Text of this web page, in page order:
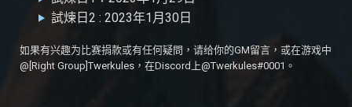
試煉日2 : 2023年1月30日
如果有兴趣为比赛捐款或有任何疑問，请给你的GM留言，或在游戏中
@[Right Group]Twerkules，在Discord上@Twerkules#0001。